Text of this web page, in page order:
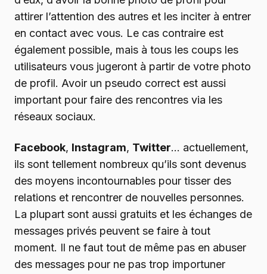
attirer l’attention des autres et les inciter à entrer
en contact avec vous. Le cas contraire est
également possible, mais à tous les coups les
utilisateurs vous jugeront à partir de votre photo
de profil. Avoir un pseudo correct est aussi
important pour faire des rencontres via les
réseaux sociaux.
Facebook, Instagram, Twitter… actuellement,
ils sont tellement nombreux qu’ils sont devenus
des moyens incontournables pour tisser des
relations et rencontrer de nouvelles personnes.
La plupart sont aussi gratuits et les échanges de
messages privés peuvent se faire à tout
moment. Il ne faut tout de même pas en abuser
des messages pour ne pas trop importuner